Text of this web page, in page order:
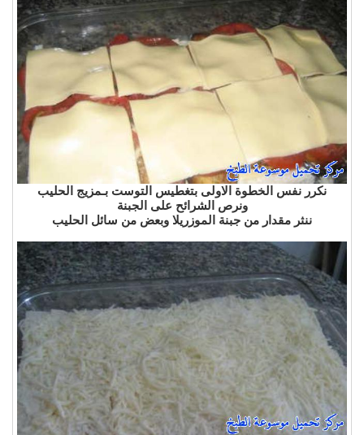
نكرر نفس الخطوة الاولى بتغطيس التوست بـمزيج الحليب
ونرص الشرائح على الجبنة
ننثر مقدار من جبنة الموزريلا وبعض من سائل الحليب